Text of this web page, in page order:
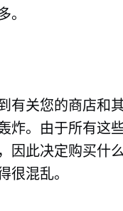
。
有关您的商店和
炸。由于所有这
因此决定购买什
很混乱。